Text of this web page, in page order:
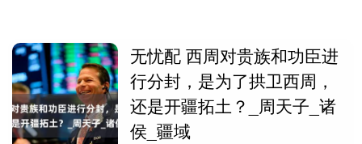
无忧配 西周对贵族和功臣进
行分封，是为了拱卫西周，
还是开疆拓土？_周天子_诸
侯_疆域